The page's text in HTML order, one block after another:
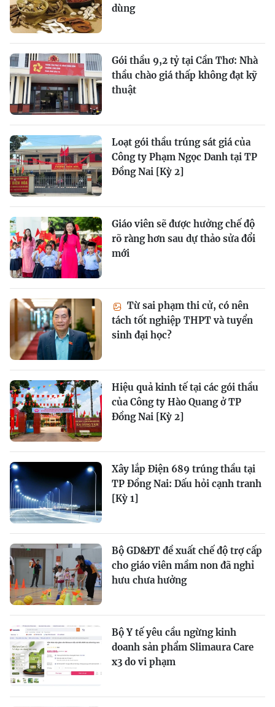
dùng
Gói thầu 9,2 tỷ tại Cần Thơ: Nhà
thầu chào giá thấp không đạt kỹ
thuật
Loạt gói thầu trúng sát giá của
Công ty Phạm Ngọc Danh tại TP
Đồng Nai [Kỳ 2]
Giáo viên sẽ được hưởng chế độ
rõ ràng hơn sau dự thảo sửa đổi
mới
Từ sai phạm thi cử, có nên
tách tốt nghiệp THPT và tuyển
sinh đại học?
Hiệu quả kinh tế tại các gói thầu
của Công ty Hào Quang ở TP
Đồng Nai [Kỳ 2]
Xây lắp Điện 689 trúng thầu tại
TP Đồng Nai: Dấu hỏi cạnh tranh
[Kỳ 1]
Bộ GD&ĐT đề xuất chế độ trợ cấp
cho giáo viên mầm non đã nghỉ
hưu chưa hưởng
Bộ Y tế yêu cầu ngừng kinh
doanh sản phẩm Slimaura Care
x3 do vi phạm